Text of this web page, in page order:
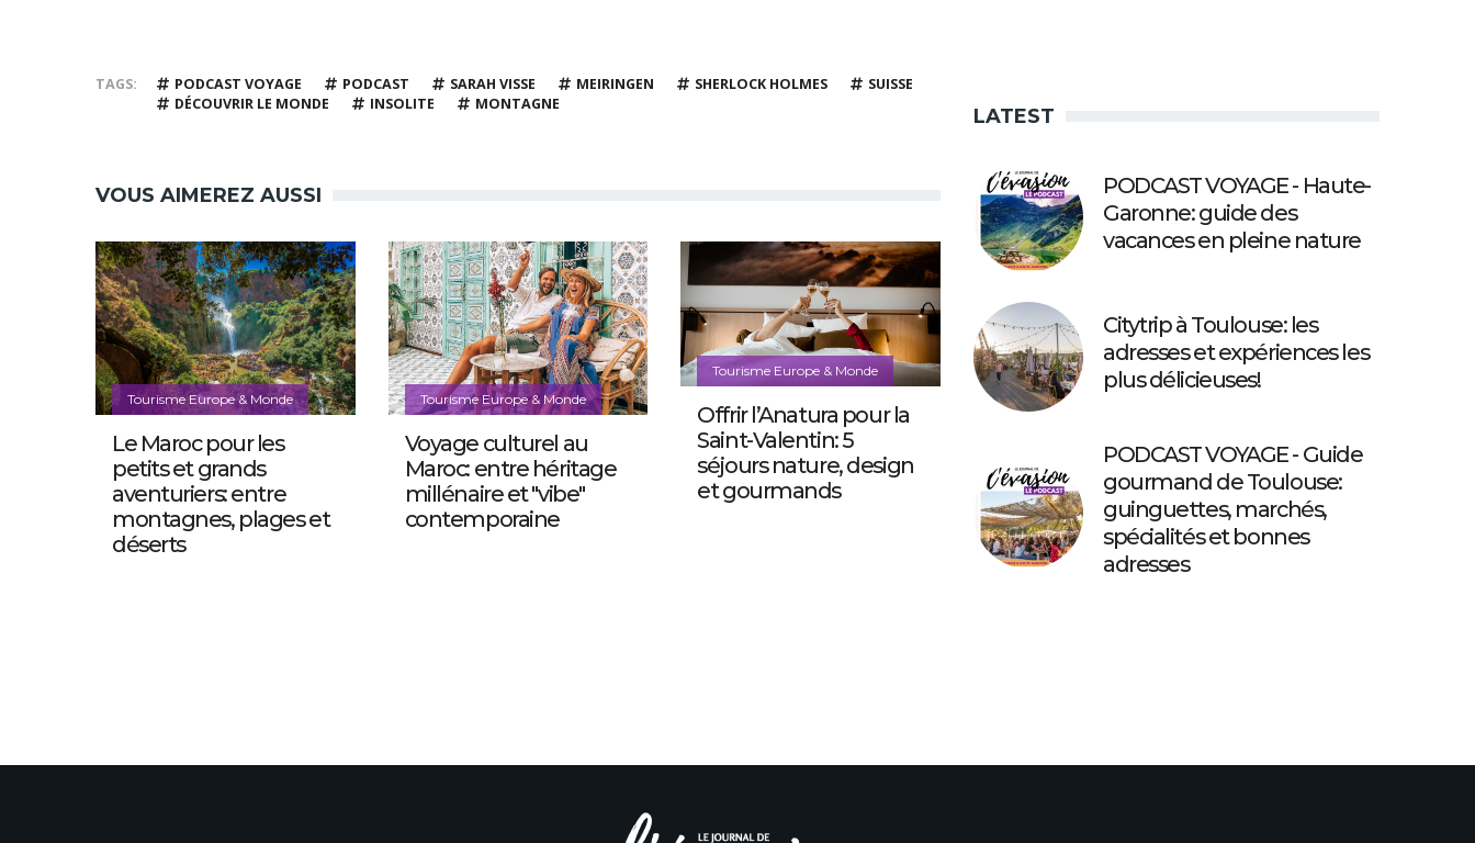
TAGS PODCAST VOYAGE PODCAST SARAH VISSE MEIRINGEN SHERLOCK HOLMES
SUISSE
DÉCOUVRIR LE MONDE
INSOLITE MONTAGNE
VOUS AIMEREZ AUSSI
Tourisme Europe & Monde
Le Maroc pour les
petits et grands
aventuriers: entre
montagnes, plages et
déserts
Tourisme Europe & Monde
Voyage culturel au
Maroc: entre héritage
millénaire et "vibe"
contemporaine
Tourisme Europe & Monde
Offrir l’Anatura pour la
Saint-Valentin: 5
séjours nature, design
et gourmands
LATEST
PODCAST VOYAGE - Haute-
Garonne: guide des
vacances en pleine nature
Citytrip à Toulouse: les
adresses et expériences les
plus délicieuses!
PODCAST VOYAGE - Guide
gourmand de Toulouse:
guinguettes, marchés,
spécialités et bonnes
adresses